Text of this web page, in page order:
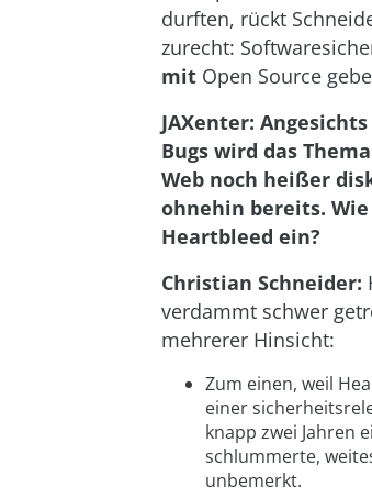
durften, rückt
zurecht:
mit Open Source
JAXenter:
Bugs wird das
Web noch heißer
ohnehin bereits.
Heartbleed ein?
Christian Schneider:
verdammt schwer
mehrerer Hinsicht:
Zum einen, weil
einer
knapp zwei Jahren
schlummerte,
unbemerkt.